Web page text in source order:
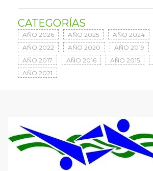
CATEGORÍAS
AÑO 2026 AÑO 2025 AÑO 2024
AÑO 2022
AÑO 2020 AÑO 2019
AÑO 2017
AÑO 2016 AÑO 2015
AÑO 2021